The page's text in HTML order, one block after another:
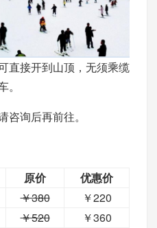
直接开到山顶，无须乘缆
询后再前往。
原价
优惠价
￥380
￥220
￥520
￥360